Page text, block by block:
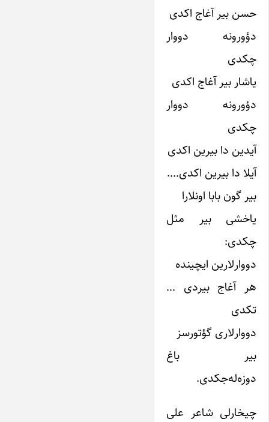
حسن بیر آغاج اکدی
دؤورونه دووار
چکدی
یاشار بیر آغاج اکدی
دؤورونه دووار
چکدی
آیدین دا بیرین اکدی
آیلا دا بیرین اکدی….
بیر گون بابا اونلارا
یاخشی بیر مثل
چکدی:
دووارلارین ایچینده
هر آغاج بیردی …
تکدی
دووارلاری گؤتورسز
بیر باغ
دوزه‌له‌جکدی.
چیخارلی شاعر علی